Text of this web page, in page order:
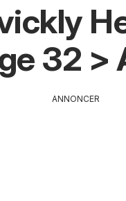
32 >
ANNONCER